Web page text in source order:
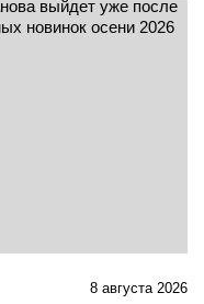
8 августа 2026